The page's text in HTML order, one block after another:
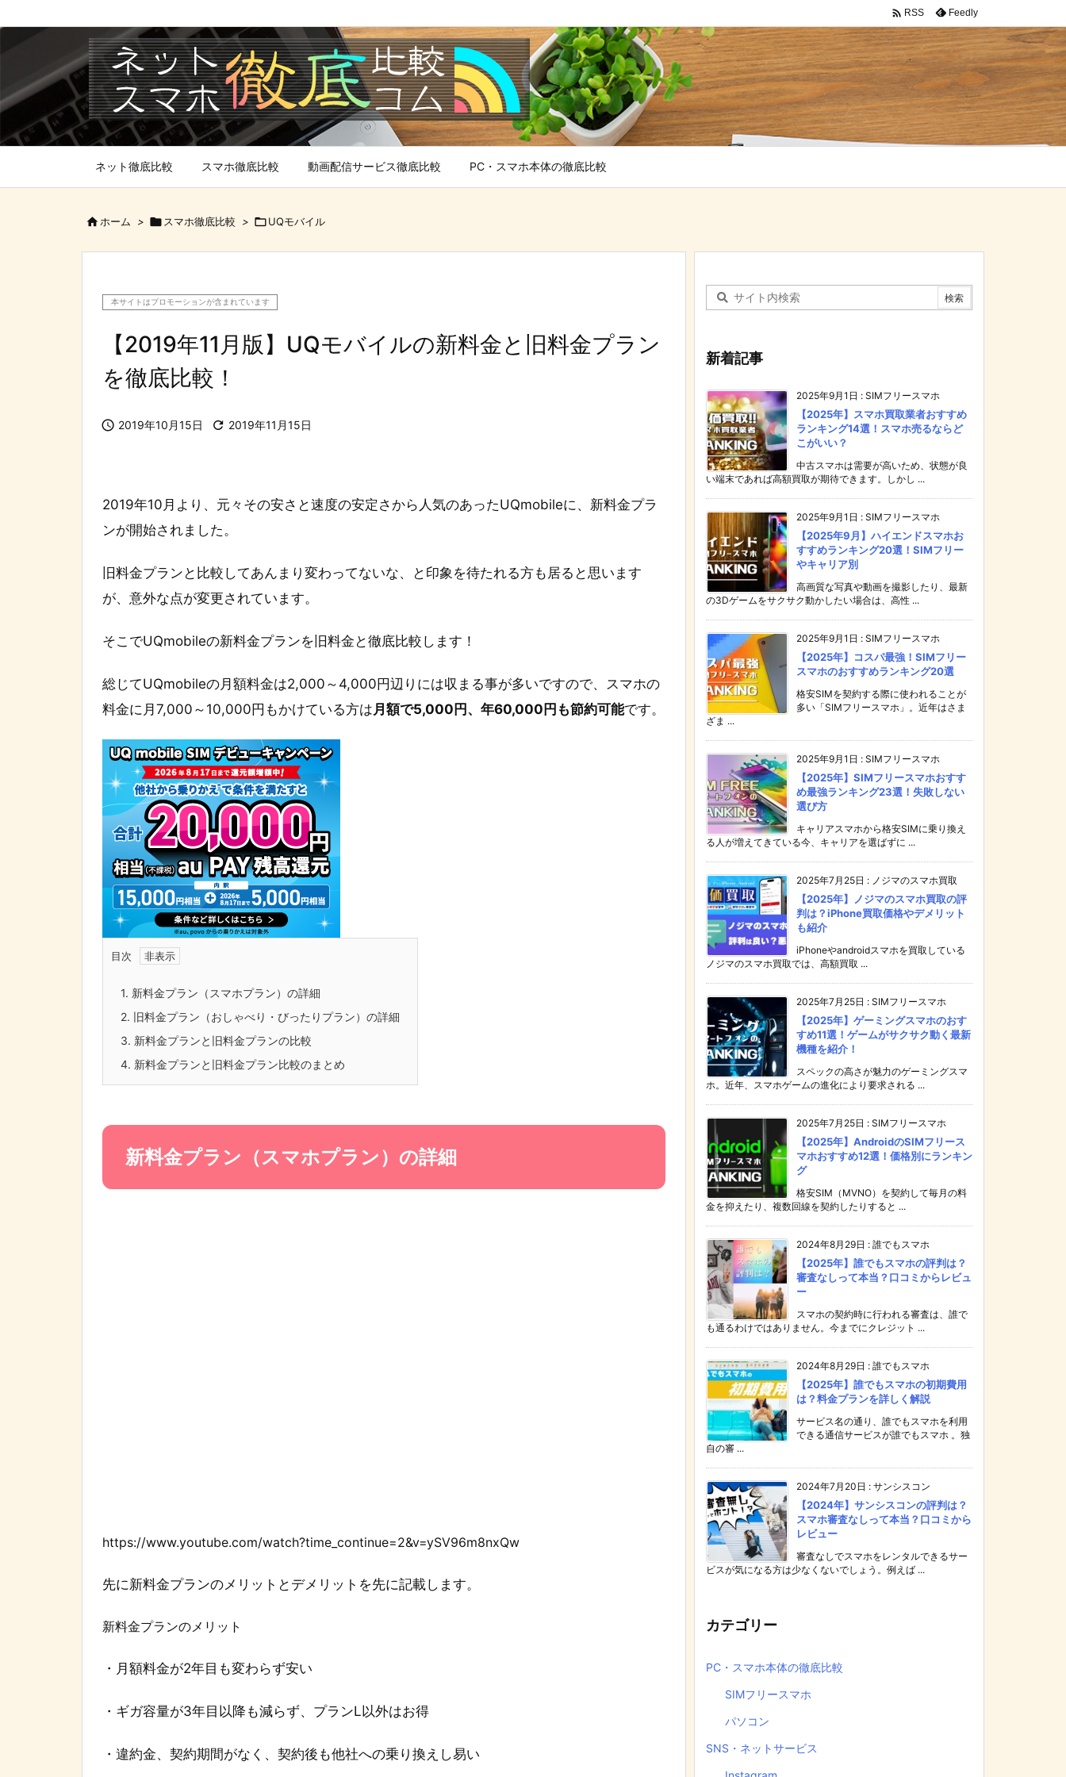
ネット徹底比較 スマホ徹底比較 動画配信サービス徹底比較 PC・スマホ本体の徹底比較
 RSS Feedly
ホーム >  スマホ徹底比較 > UQモバイル
本サイトはプロモーションが含まれています
【2019年11月版】UQモバイルの新料金と旧料金プラン
を徹底比較！
 2019年10月15日  2019年11月15日
2019年10月より、元々その安さと速度の安定さから人気のあったUQmobileに、新料金プラ
ンが開始されました。
旧料金プランと比較してあんまり変わってないな、と印象を待たれる方も居ると思います
が、意外な点が変更されています。
そこでUQmobileの新料金プランを旧料金と徹底比較します！
総じてUQmobileの月額料金は2,000～4,000円辺りには収まる事が多いですので、スマホの
料金に月7,000～10,000円もかけている方は月額で5,000円、年60,000円も節約可能です。
目次
1. 新料金プラン（スマホプラン）の詳細
2. 旧料金プラン（おしゃべり・びったりプラン）の詳細
3. 新料金プランと旧料金プランの比較
4. 新料金プランと旧料金プラン比較のまとめ
新料金プラン（スマホプラン）の詳細
https://www.youtube.com/watch?time_continue=2&v=ySV96m8nxQw
先に新料金プランのメリットとデメリットを先に記載します。
新料金プランのメリット
・月額料金が2年目も変わらず安い
・ギガ容量が3年目以降も減らず、プランL以外はお得
・違約金、契約期間がなく、契約後も他社への乗り換えし易い
新着記事
2025年9月1日 : SIMフリースマホ
【2025年】スマホ買取業者おすすめ
ランキング14選！スマホ売るならど
こがいい？
中古スマホは需要が高いため、状態が良
い端末であれば高額買取が期待できます。しかし ...
2025年9月1日 : SIMフリースマホ
【2025年9月】ハイエンドスマホお
すすめランキング20選！SIMフリー
やキャリア別
高画質な写真や動画を撮影したり、最新
の3Dゲームをサクサク動かしたい場合は、高性 ...
2025年9月1日 : SIMフリースマホ
【2025年】コスパ最強！SIMフリー
スマホのおすすめランキング20選
格安SIMを契約する際に使われることが
多い「SIMフリースマホ」。近年はさま
ざま ...
2025年9月1日 : SIMフリースマホ
【2025年】SIMフリースマホおすす
め最強ランキング23選！失敗しない
選び方
キャリアスマホから格安SIMに乗り換え
る人が増えてきている今、キャリアを選ばずに ...
2025年7月25日 : ノジマのスマホ買取
【2025年】ノジマのスマホ買取の評
判は？iPhone買取価格やデメリット
も紹介
iPhoneやandroidスマホを買取している
ノジマのスマホ買取では、高額買取 ...
2025年7月25日 : SIMフリースマホ
【2025年】ゲーミングスマホのおす
すめ11選！ゲームがサクサク動く最新
機種を紹介！
スペックの高さが魅力のゲーミングスマ
ホ。近年、スマホゲームの進化により要求される ...
2025年7月25日 : SIMフリースマホ
【2025年】AndroidのSIMフリース
マホおすすめ12選！価格別にランキン
グ
格安SIM（MVNO）を契約して毎月の料
金を抑えたり、複数回線を契約したりすると ...
2024年8月29日 : 誰でもスマホ
【2025年】誰でもスマホの評判は？
審査なしって本当？口コミからレビュ
ー
スマホの契約時に行われる審査は、誰で
も通るわけではありません。今までにクレジット ...
2024年8月29日 : 誰でもスマホ
【2025年】誰でもスマホの初期費用
は？料金プランを詳しく解説
サービス名の通り、誰でもスマホを利用
できる通信サービスが誰でもスマホ 。独
自の審 ...
2024年7月20日 : サンシスコン
【2024年】サンシスコンの評判は？
スマホ審査なしって本当？口コミから
レビュー
審査なしでスマホをレンタルできるサー
ビスが気になる方は少なくないでしょう。例えば ...
カテゴリー
PC・スマホ本体の徹底比較
SIMフリースマホ
パソコン
SNS・ネットサービス